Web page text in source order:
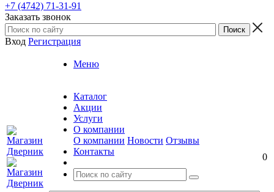
+7 (4742) 71-31-91
Заказать звонок
Вход Регистрация
Меню
Каталог
Акции
Услуги
О компании
О компании Новости Отзывы
Контакты
0